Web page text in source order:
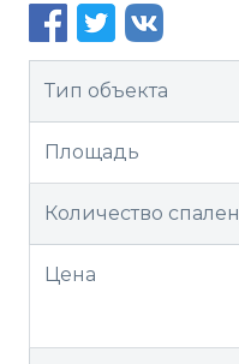
Тип объекта
Площадь
Количество спален
Цена